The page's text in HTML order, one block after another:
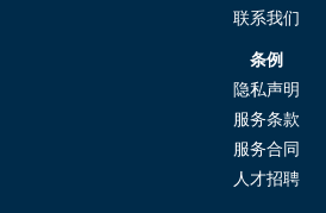
联系我们
条例
隐私声明
服务条款
服务合同
人才招聘